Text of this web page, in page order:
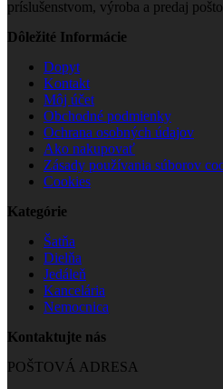
príslušenstvom, výroba a predaj
Dôležité Informácie
Dopyt
Kontakt
Môj účet
Obchodné podmienky
Ochrana osobných údajov
Ako nakupovať
Zásady používania súborov
Cookies
Kategórie
Šatňa
Dielňa
Jedáleň
Kancelária
Nemocnica
Kontaktujte nás
POŠTOVÁ ADRESA